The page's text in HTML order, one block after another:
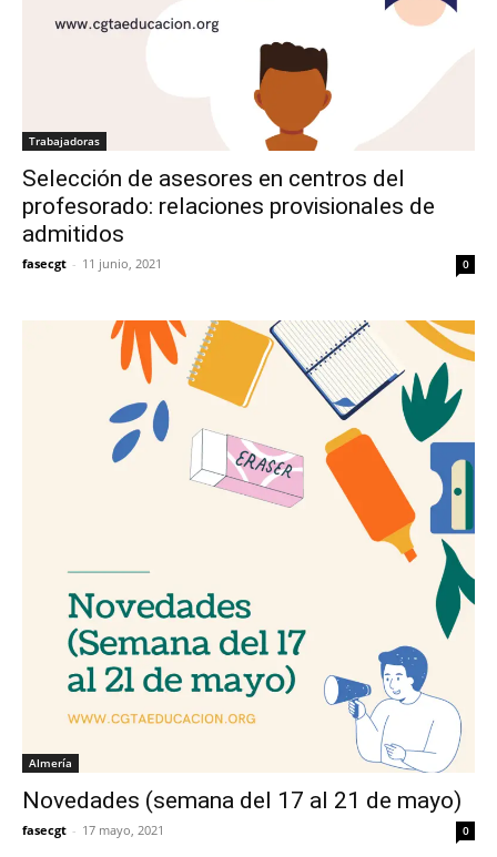
Trabajadoras
Selección de asesores en centros del
profesorado: relaciones provisionales de
admitidos
fasecgt - 11 junio, 2021 0
Almería
Novedades (semana del 17 al 21 de mayo)
fasecgt - 17 mayo, 2021 0